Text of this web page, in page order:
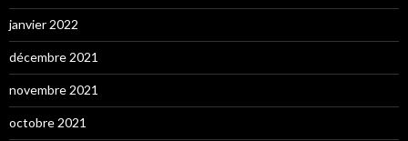
janvier 2022
décembre 2021
novembre 2021
octobre 2021